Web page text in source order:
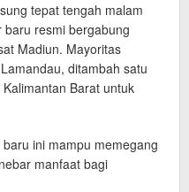
tepat tengah malam
resmi bergabung
Madiun. Mayoritas
ditambah satu
Barat untuk
ini mampu memegang
manfaat bagi